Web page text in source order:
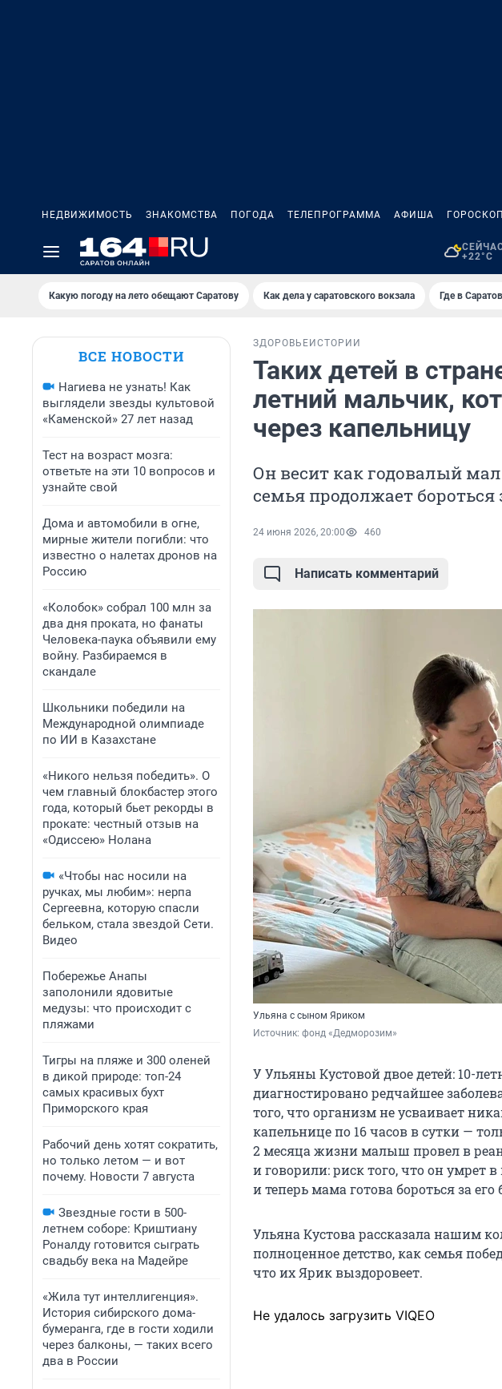
НЕДВИЖИМОСТЬ ЗНАКОМСТВА ПОГОДА ТЕЛЕПРОГРАММА АФИША ГОРОСКОП
+22°C
Какую погоду на лето обещают Саратову Как дела у саратовского вокзала Где в
ВСЕ НОВОСТИ
Нагиева не узнать! Как
выглядели звезды культовой
«Каменской» 27 лет назад
Тест на возраст мозга:
ответьте на эти 10 вопросов и
узнайте свой
Дома и автомобили в огне,
мирные жители погибли: что
известно о налетах дронов на
Россию
«Колобок» собрал 100 млн за
два дня проката, но фанаты
Человека-паука объявили ему
войну. Разбираемся в
скандале
Школьники победили на
Международной олимпиаде
по ИИ в Казахстане
«Никого нельзя победить». О
чем главный блокбастер этого
года, который бьет рекорды в
прокате: честный отзыв на
«Одиссею» Нолана
«Чтобы нас носили на
ручках, мы любим»: нерпа
Сергеевна, которую спасли
бельком, стала звездой Сети.
Видео
Побережье Анапы
заполонили ядовитые
медузы: что происходит с
пляжами
Тигры на пляже и 300 оленей
в дикой природе: топ-24
самых красивых бухт
Приморского края
Рабочий день хотят сократить,
но только летом — и вот
почему. Новости 7 августа
Звездные гости в 500-
летнем соборе: Криштиану
Роналду готовится сыграть
свадьбу века на Мадейре
«Жила тут интеллигенция».
История сибирского дома-
бумеранга, где в гости ходили
через балконы, — таких всего
два в России
ЗДОРОВЬЕ ИСТОРИИ
Таких детей в
летний мальчик,
через капельницу
Он весит как годовалый
семья продолжает бороться
24 июня 2026, 20:00 460
Написать комментарий
Ульяна с сыном Яриком
Источник: фонд «Дедморозим»
У Ульяны Кустовой двое детей: 10-
диагностировано редчайшее
того, что организм не усваивает
капельнице по 16 часов в сутки —
2 месяца жизни малыш провел в
и говорили: риск того, что он умрет
и теперь мама готова бороться за
Ульяна Кустова рассказала нашим
полноценное детство, как семья
что их Ярик выздоровеет.
Не удалось загрузить VIQEO